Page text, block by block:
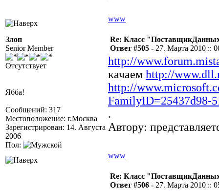
www
Злоп
Senior Member
Отсутствует
Ябба!
Сообщений: 317
Местоположение: г.Москва
Зарегистрирован: 14. Августа
2006
Пол:
Re: Класс
Ответ #505 - 27. Марта 2010 ::
http://
качаем http://
http://
FamilyID=25437d98-
.
Автору:
www
Re: Класс
Ответ #506 - 27. Марта 2010 ::